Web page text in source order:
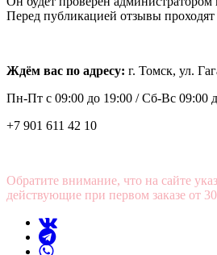
Перед публикацией отзывы
Ждём вас по адресу: г. Томск, ул.
Пн-Пт с 09:00 до 19:00 /Сб-Вс 09:00
+7 901 611 42 10
Обратите внимание, что на сайте
действующие при первом заказе от